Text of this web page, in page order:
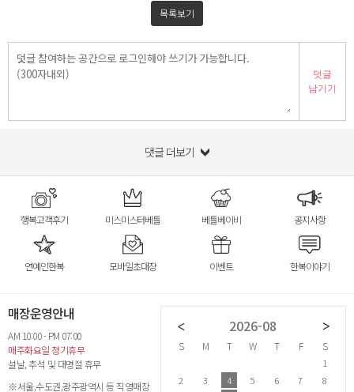
목록보기
덧글
남기기
댓글 더보기
행복고객후기 미스미스터베틀 베틀베이비 공지사항
연예인한복 모바일초대장 이벤트 한복이야기
매장운영안내
AM 10:00 - PM 07:00
매주화요일 정기휴무
설날, 추석 및 대명절 휴무
※서울,수도권,광주광역시 등 직영매장
2026-07
S M T W
1
7 8 9 10
2026-08
S M T W T F S
1
2
3 4 5 6 7
8